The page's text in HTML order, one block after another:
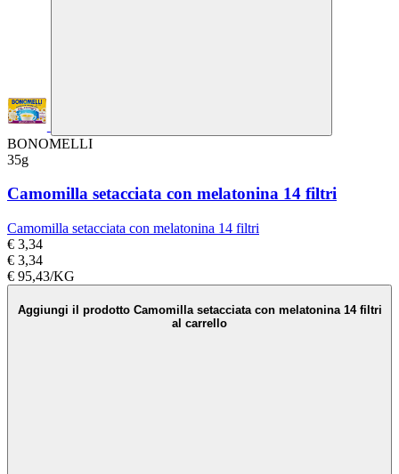
BONOMELLI
35g
Camomilla setacciata con melatonina 14 filtri
Camomilla setacciata con melatonina 14 filtri
€ 3,34
€ 3,34
€ 95,43/KG
Aggiungi il prodotto Camomilla setacciata con melatonina 14 filtri
al carrello